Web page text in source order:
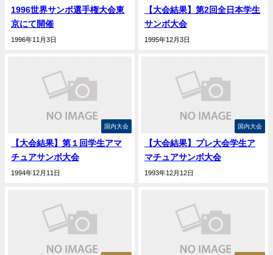
1996世界サンボ選手権大会東
京にて開催
1996年11月3日
【大会結果】第2回全日本学生
サンボ大会
1995年12月3日
国内大会
【大会結果】第１回学生アマ
チュアサンボ大会
1994年12月11日
国内大会
【大会結果】プレ大会学生ア
マチュアサンボ大会
1993年12月12日